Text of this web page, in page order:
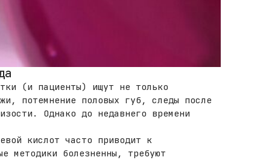
(и пациенты) ищут не только
потемнение половых губ, следы после
Однако до недавнего времени
кислот часто приводит к
методики болезненны, требуют